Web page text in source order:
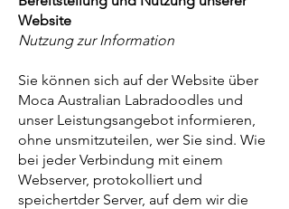
Website
Nutzung zur Information
Sie können sich auf der Website über
Moca Australian Labradoodles und
unser Leistungsangebot informieren,
ohne unsmitzuteilen, wer Sie sind. Wie
bei jeder Verbindung mit einem
Webserver, protokolliert und
speichertder Server, auf dem wir die